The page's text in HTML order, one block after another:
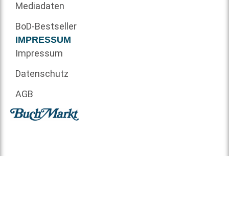
Mediadaten
BoD-Bestseller
IMPRESSUM
Impressum
Datenschutz
AGB